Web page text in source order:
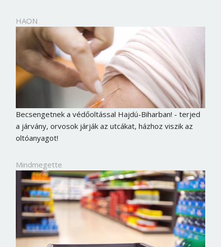
HAON
Becsengetnek a védőoltással Hajdú-Biharban! - terjed
a járvány, orvosok járják az utcákat, házhoz viszik az
oltóanyagot!
Mindmegette